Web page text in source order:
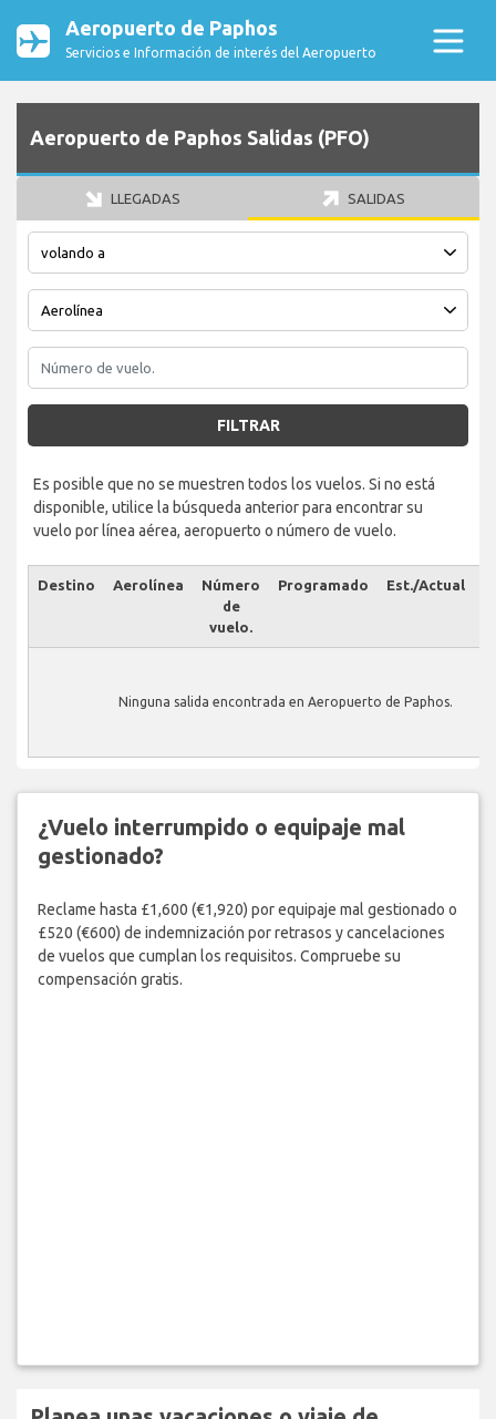
Aeropuerto de Paphos
Servicios e Información de interés del Aeropuerto
Aeropuerto de Paphos Salidas (PFO)
LLEGADAS SALIDAS
FILTRAR
Es posible que no se muestren todos los vuelos. Si no está
disponible, utilice la búsqueda anterior para encontrar su
vuelo por línea aérea, aeropuerto o número de vuelo.
Destino Aerolínea
Número
de
vuelo.
Programado Est./Actual
Ninguna salida encontrada en Aeropuerto de Paphos.
¿Vuelo interrumpido o equipaje mal
gestionado?
Reclame hasta £1,600 (€1,920) por equipaje mal gestionado o
£520 (€600) de indemnización por retrasos y cancelaciones
de vuelos que cumplan los requisitos. Compruebe su
compensación gratis.